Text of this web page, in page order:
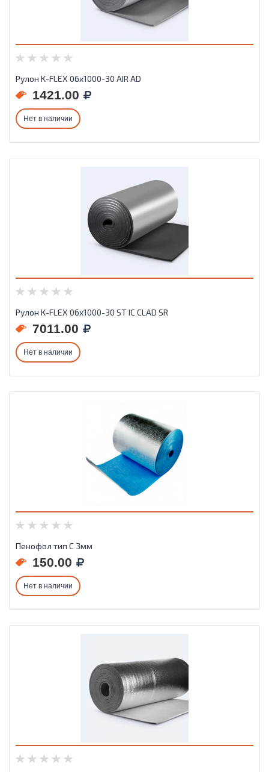
Рулон K-FLEX 06x1000-30 AIR AD
1421.00
Нет в наличии
Рулон K-FLEX 06x1000-30 ST IC CLAD SR
7011.00
Нет в наличии
Пенофол тип С 3мм
150.00
Нет в наличии